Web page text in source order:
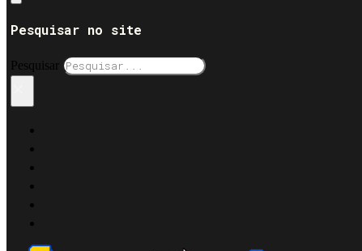
Pesquisar no site
Pesquisar